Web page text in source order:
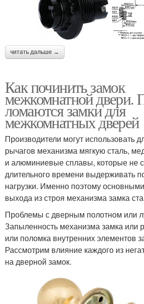
читать дальше →
Как починить замок
межкомнатной двери.
ломаются замки для
межкомнатных дверей
Производители могут использовать
рычагов механизма мягкую сталь,
и алюминиевые сплавы, которые не
длительного времени выдерживать
нагрузки. Именно поэтому
выхода из строя механизма замка
Проблемы с дверным полотном или
Запыленность механизма замка или
или поломка внутренних элементов
Рассмотрим влияние каждого из
на дверной замок.